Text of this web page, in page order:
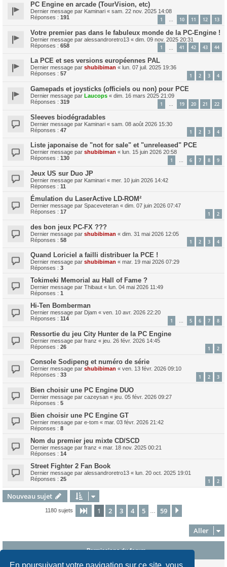
En poursuivant votre navigation sur ce site, vous
PC Engine en arcade (TourVision, etc)
Dernier message par Kaminari « sam. 22 nov. 2025 14:08
Réponses : 191 1 … 10 11 12 13
Votre premier pas dans le fabuleux monde de la PC-Engine !
Dernier message par alessandroretro13 « dim. 09 nov. 2025 20:31
Réponses : 658 1 41 42 43 44
La PCE et ses versions européennes PAL
Dernier message par shubibiman « lun. 07 juil. 2025 19:36
Réponses : 57 1 2 3 4
Gamepads et joysticks (officiels ou non) pour PCE
Dernier message par Laucops « dim. 16 mars 2025 21:09
Réponses : 319 1 … 19 20 21 22
Sleeves biodégradables
Dernier message par Kaminari « sam. 08 août 2026 15:30
Réponses : 47 1 2 3 4
Liste japonaise de "not for sale" et "unreleased" PCE
Dernier message par shubibiman « lun. 15 juin 2026 20:58
Réponses : 130 1 … 6 7 8 9
Jeux US sur Duo JP
Dernier message par Kaminari « mer. 10 juin 2026 14:42
Réponses : 11
Émulation du LaserActive LD-ROM²
Dernier message par Spaceveteran « dim. 07 juin 2026 07:47
Réponses : 17 1 2
des bon jeux PC-FX ???
Dernier message par shubibiman « dim. 31 mai 2026 12:05
Réponses : 58 1 2 3 4
Quand Loriciel a failli distribuer la PCE !
Dernier message par shubibiman « mar. 19 mai 2026 07:29
Réponses : 3
Tokimeki Memorial au Hall of Fame ?
Dernier message par Thibaut « lun. 04 mai 2026 11:49
Réponses : 1
Hi-Ten Bomberman
Dernier message par Djam « ven. 10 avr. 2026 22:20
Réponses : 114 1 … 5 6 7 8
Ressortie du jeu City Hunter de la PC Engine
Dernier message par franz « jeu. 26 févr. 2026 14:45
Réponses : 26 1 2
Console Sodipeng et numéro de série
Dernier message par shubibiman « ven. 13 févr. 2026 09:10
Réponses : 33 1 2 3
Bien choisir une PC Engine DUO
Dernier message par cazeysan « jeu. 05 févr. 2026 09:27
Réponses : 5
Bien choisir une PC Engine GT
Dernier message par e-tom « mar. 03 févr. 2026 21:42
Réponses : 8
Nom du premier jeu mixte CD/SCD
Dernier message par franz « mar. 18 nov. 2025 00:21
Réponses : 14
Street Fighter 2 Fan Book
Dernier message par alessandroretro13 « lun. 20 oct. 2025 19:01
Réponses : 25 1 2
Nouveau sujet
1180 sujets Page 1sur59
1 2 3 4 5 59
Aller
Permissions du forum